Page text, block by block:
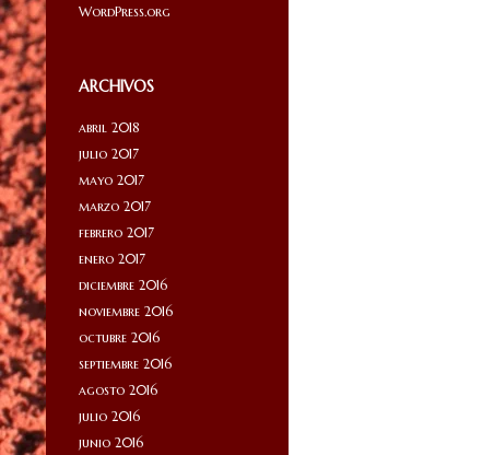
WordPress.org
ARCHIVOS
abril 2018
julio 2017
mayo 2017
marzo 2017
febrero 2017
enero 2017
diciembre 2016
noviembre 2016
octubre 2016
septiembre 2016
agosto 2016
julio 2016
junio 2016